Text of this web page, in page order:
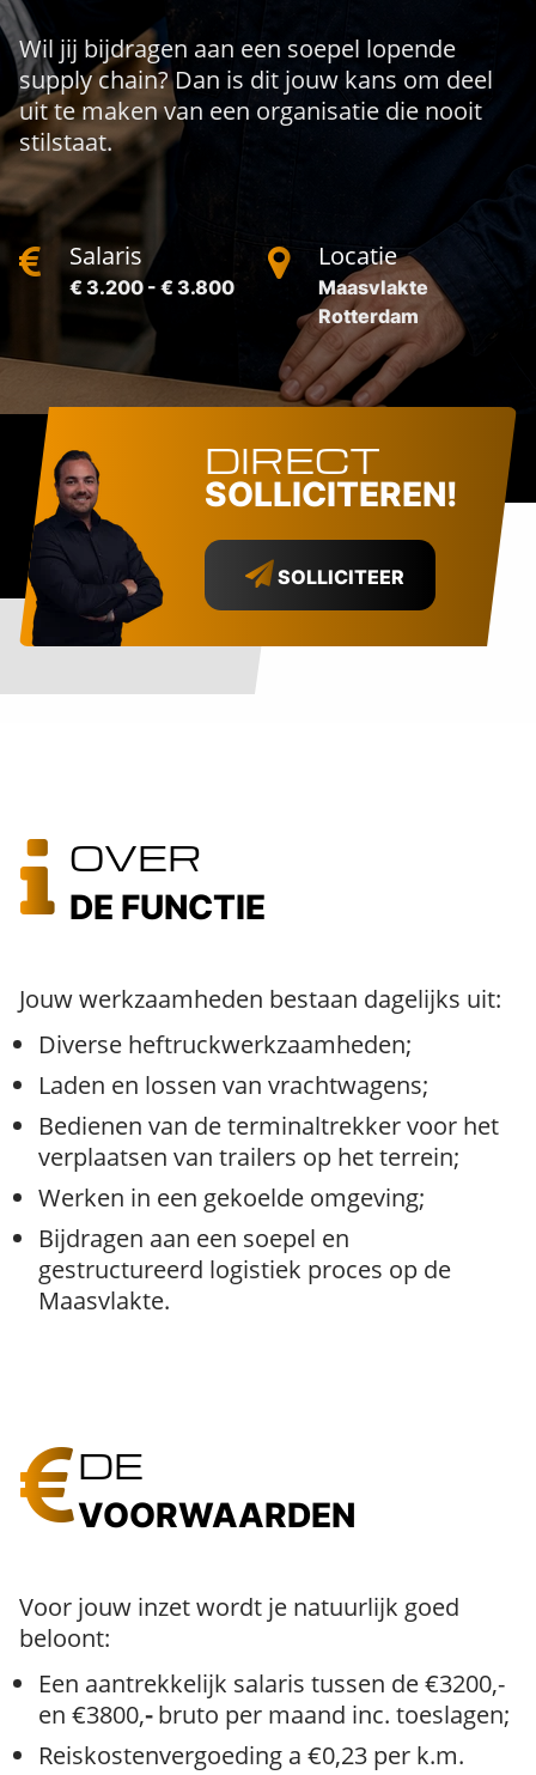
Wil jij bijdragen aan een soepel lopende
supply chain? Dan is dit jouw kans om deel
uit te maken van een organisatie die nooit
stilstaat.
Salaris
€ 3.200 - € 3.800
Locatie
Maasvlakte
Rotterdam
DIRECT
SOLLICITEREN!
SOLLICITEER
OVER
DE FUNCTIE
Jouw werkzaamheden bestaan dagelijks uit:
Diverse heftruckwerkzaamheden;
Laden en lossen van vrachtwagens;
Bedienen van de terminaltrekker voor het
verplaatsen van trailers op het terrein;
Werken in een gekoelde omgeving;
Bijdragen aan een soepel en
gestructureerd logistiek proces op de
Maasvlakte.
DE
VOORWAARDEN
Voor jouw inzet wordt je natuurlijk goed
beloont:
Een aantrekkelijk salaris tussen de €3200,-
en €3800,-bruto per maand inc. toeslagen;
Reiskostenvergoeding a €0,23 per k.m.